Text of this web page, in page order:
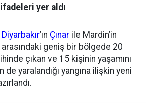
ifadeleri yer aldı
Diyarbakır’ın Çınar ile Mardin’in
geniş bir bölgede 20
çıkan ve 15 kişinin yaşamını
yaralandığı yangına ilişkin yeni